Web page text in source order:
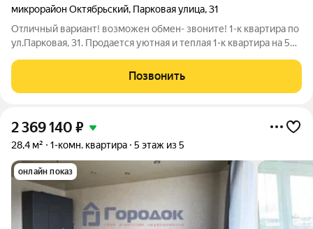
микрорайон Октябрьский, Парковая улица,31
Отличный вариант! возможен обмен- звоните! 1-к квартира по
ул.Парковая, 31. Продается уютная и теплая 1-к квартира на 5
межкомнатные двери окна пластиковые. балкон застеклен
санузел смежный
Позвонить
2 369 140 ₽
28,4 м² 1-комн. квартира 5 этаж из 5
онлайн показ